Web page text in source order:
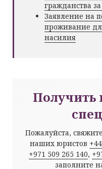
гражданства
Заявление на
проживание
насилия
Получить
Пожалуйста,
наших юристов
+971 509 265 140,
заполните